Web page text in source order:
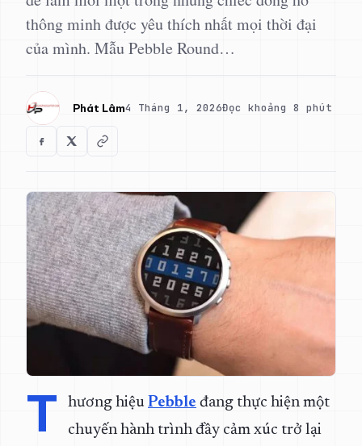
thông minh được yêu thích nhất mọi thời đại
của mình. Mẫu Pebble Round…
Phát Lâm4 Tháng 1, 2026Đọc khoảng 8 phút
T hương hiệu Pebble đang thực hiện một
chuyến hành trình đầy cảm xúc trở lại